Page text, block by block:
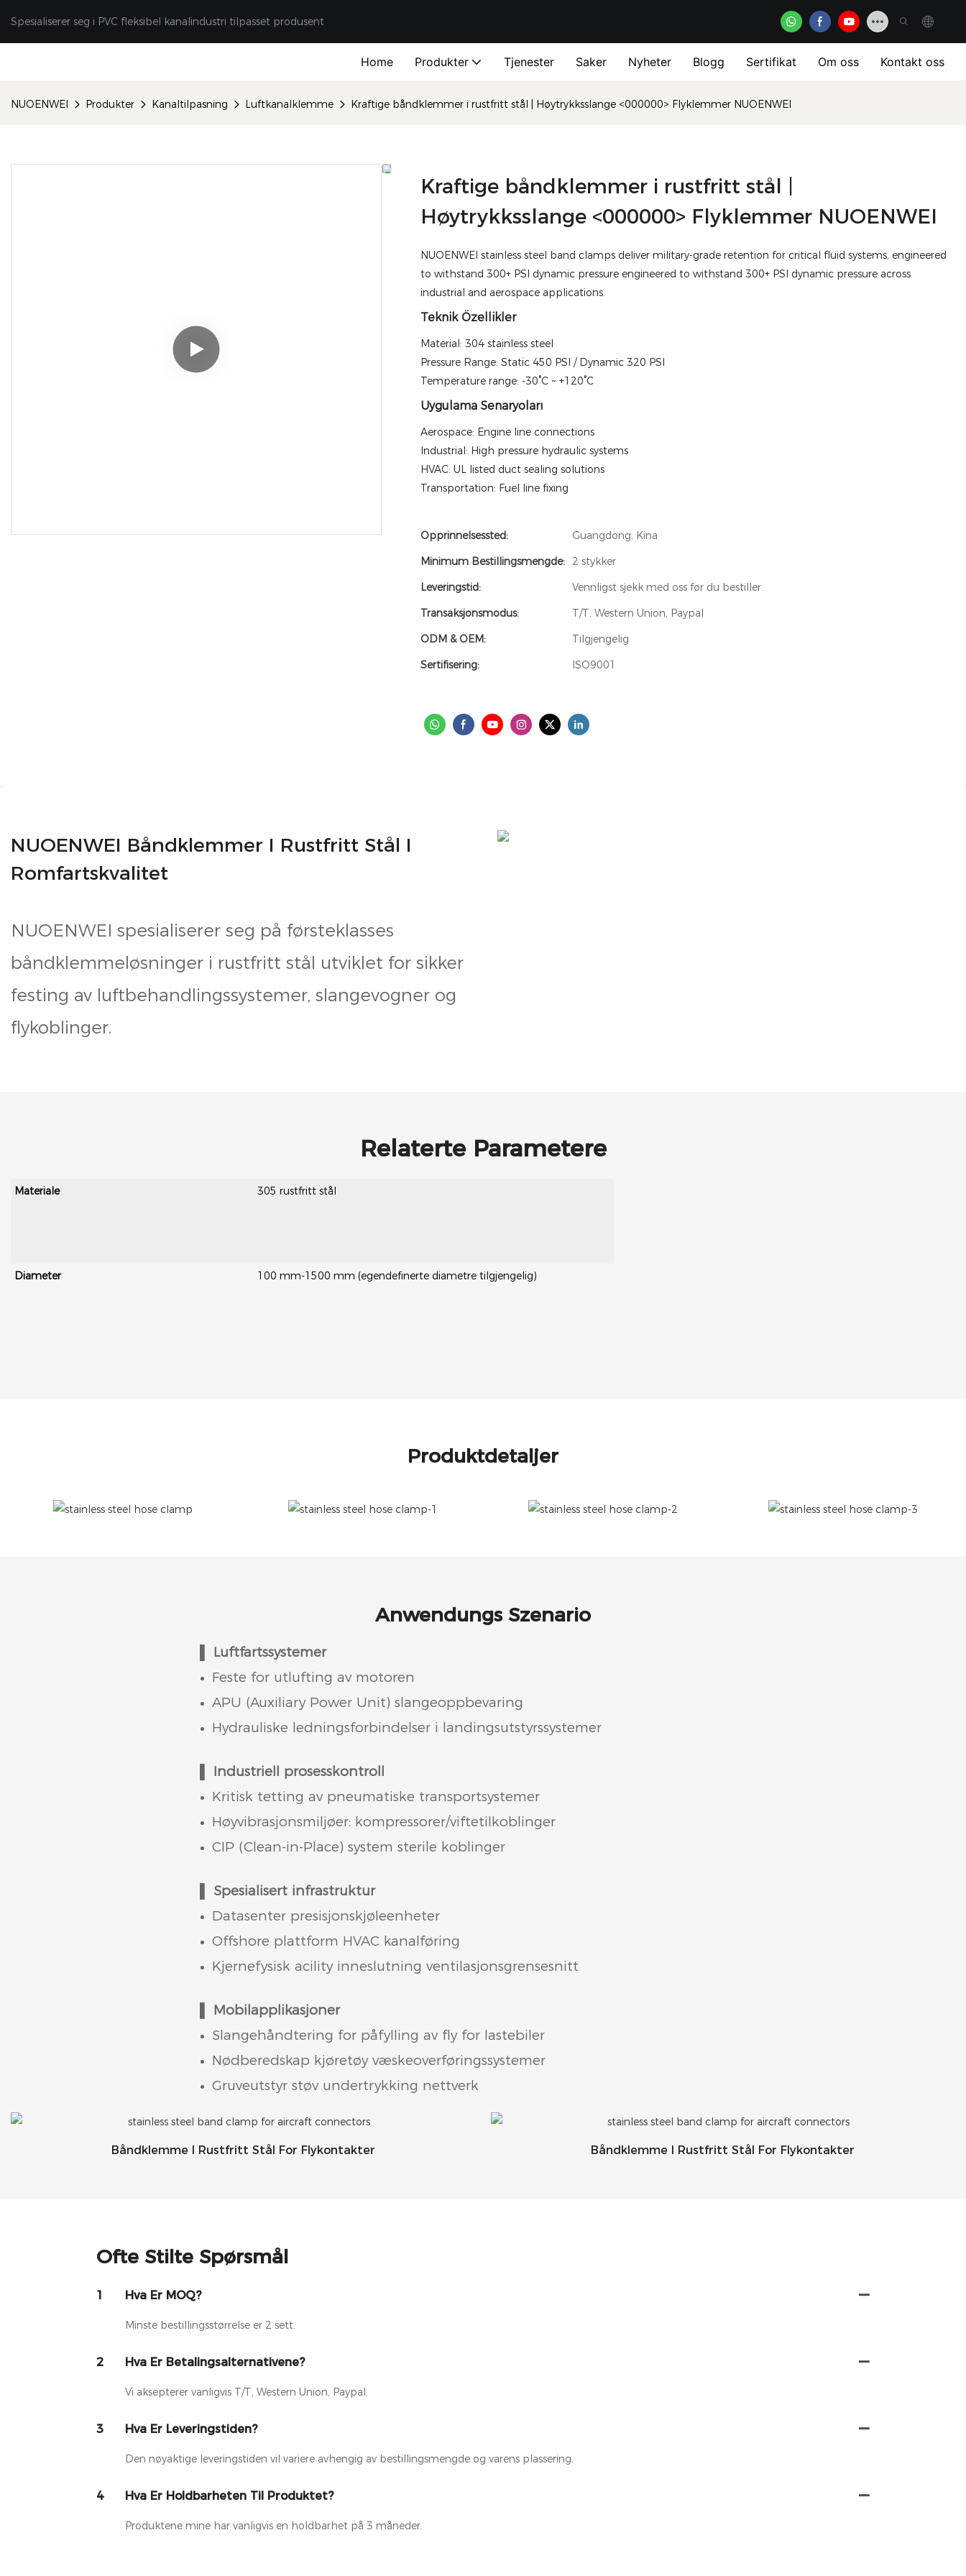
Spesialiserer seg i PVC fleksibel kanalindustri tilpasset produsent
Home Produkter Tjenester Saker Nyheter Blogg Sertifikat Om oss Kontakt oss
NUOENWEI Produkter Kanaltilpasning Luftkanalklemme Kraftige båndklemmer i rustfritt stål | Høytrykksslange <000000> Flyklemmer NUOENWEI
Kraftige båndklemmer i rustfritt stål |
Høytrykksslange <000000> Flyklemmer NUOENWEI
NUOENWEI stainless steel band clamps deliver military-grade retention for critical fluid systems, engineered
to withstand 300+ PSI dynamic pressure engineered to withstand 300+ PSI dynamic pressure across
industrial and aerospace applications.
Teknik Özellikler
Material: 304 stainless steel
Pressure Range: Static 450 PSI / Dynamic 320 PSI
Temperature range: -30°C ~ +120°C
Uygulama Senaryoları
Aerospace: Engine line connections
Industrial: High pressure hydraulic systems
HVAC: UL listed duct sealing solutions
Transportation: Fuel line fixing
Opprinnelsessted:
Guangdong, Kina
Minimum Bestillingsmengde:
2 stykker
Leveringstid:
Vennligst sjekk med oss ​​før du bestiller
Transaksjonsmodus:
T/T, Western Union, Paypal
ODM & OEM:
Tilgjengelig
Sertifisering:
ISO9001
NUOENWEI Båndklemmer I Rustfritt Stål I
Romfartskvalitet
NUOENWEI spesialiserer seg på førsteklasses
båndklemmeløsninger i rustfritt stål utviklet for sikker
festing av luftbehandlingssystemer, slangevogner og
flykoblinger.
Relaterte Parametere
Materiale 305 rustfritt stål
Diameter 100 mm-1500 mm (egendefinerte diametre tilgjengelig)
Produktdetaljer
Anwendungs Szenario
Luftfartssystemer
Feste for utlufting av motoren
APU (Auxiliary Power Unit) slangeoppbevaring
Hydrauliske ledningsforbindelser i landingsutstyrssystemer
Industriell prosesskontroll
Kritisk tetting av pneumatiske transportsystemer
Høyvibrasjonsmiljøer: kompressorer/viftetilkoblinger
CIP (Clean-in-Place) system sterile koblinger
Spesialisert infrastruktur
Datasenter presisjonskjøleenheter
Offshore plattform HVAC kanalføring
Kjernefysisk acility inneslutning ventilasjonsgrensesnitt
Mobilapplikasjoner
Slangehåndtering for påfylling av fly for lastebiler
Nødberedskap kjøretøy væskeoverføringssystemer
Gruveutstyr støv undertrykking nettverk
Båndklemme I Rustfritt Stål For Flykontakter Båndklemme I Rustfritt Stål For Flykontakter
Ofte Stilte Spørsmål
1 Hva Er MOQ?
Minste bestillingsstørrelse er 2 sett.
2 Hva Er Betalingsalternativene?
Vi aksepterer vanligvis T/T, Western Union, Paypal.
3 Hva Er Leveringstiden?
Den nøyaktige leveringstiden vil variere avhengig av bestillingsmengde og varens plassering.
4 Hva Er Holdbarheten Til Produktet?
Produktene mine har vanligvis en holdbarhet på 3 måneder.